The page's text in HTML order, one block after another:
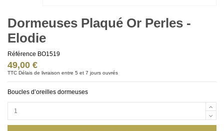
Dormeuses Plaqué Or Perles -
Elodie
Référence BO1519
49,00 €
TTC Délais de livraison entre 5 et 7 jours ouvrés
Boucles d’oreilles dormeuses